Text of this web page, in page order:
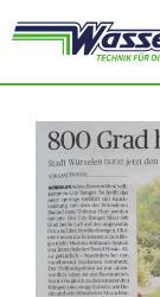
Inhalt
springen